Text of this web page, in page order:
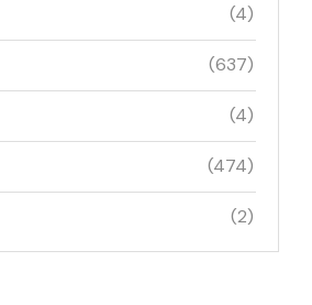
(4)
(637)
(4)
(474)
(2)